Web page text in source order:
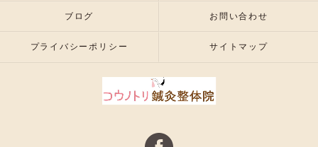
ブログ お問い合わせ
プライバシーポリシー サイトマップ